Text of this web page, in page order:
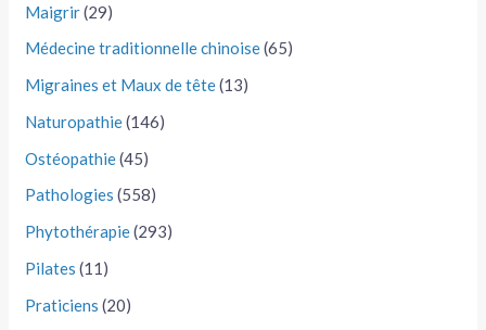
Maigrir(29)
Médecine traditionnelle chinoise(65)
Migraines et Maux de tête(13)
Naturopathie(146)
Ostéopathie(45)
Pathologies (558)
Phytothérapie(293)
Pilates (11)
Praticiens (20)